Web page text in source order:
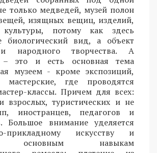
только медведей, музей полон
изящных вещиц, изделий,
культуры, потому как здесь
биологический вид, а объект
народного творчества. А
– это и есть основная тема
музеем - кроме экспозиций,
мастерские, где проводятся
классы. Причем для всех:
взрослых, туристических и не
иностранцев, педагогов и
Большое внимание уделяется
прикладному искусству и
основным навыкам